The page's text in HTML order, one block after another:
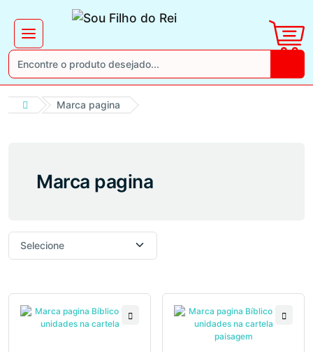
Marca pagina
Marca pagina